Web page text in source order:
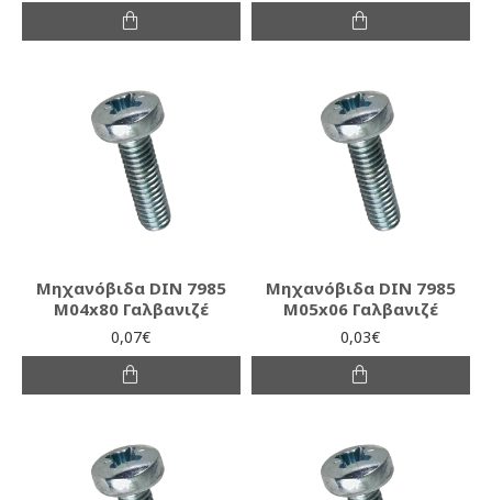
Μηχανόβιδα DIN 7985
M04x80 Γαλβανιζέ
0,07€
Μηχανόβιδα DIN 7985
M05x06 Γαλβανιζέ
0,03€